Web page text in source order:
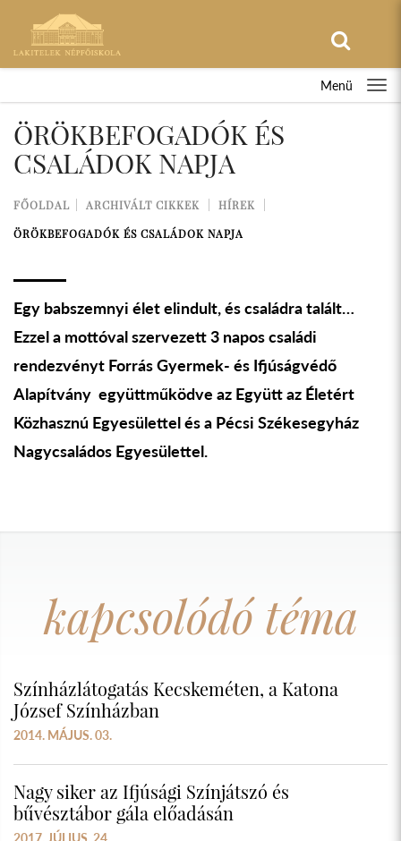
Menü
ÖRÖKBEFOGADÓK ÉS
CSALÁDOK NAPJA
FŐOLDAL ARCHIVÁLT CIKKEK
HÍREK
ÖRÖKBEFOGADÓK ÉS CSALÁDOK NAPJA
Egy babszemnyi élet elindult, és családra talált…
Ezzel a mottóval szervezett 3 napos családi
rendezvényt Forrás Gyermek- és Ifjúságvédő
Alapítvány együttműködve az Együtt az Életért
Közhasznú Egyesülettel és a Pécsi Székesegyház
Nagycsaládos Egyesülettel.
kapcsolódó téma
Színházlátogatás Kecskeméten, a Katona
József Színházban
2014. MÁJUS. 03.
Nagy siker az Ifjúsági Színjátszó és
bűvésztábor gála előadásán
2017. JÚLIUS. 24.